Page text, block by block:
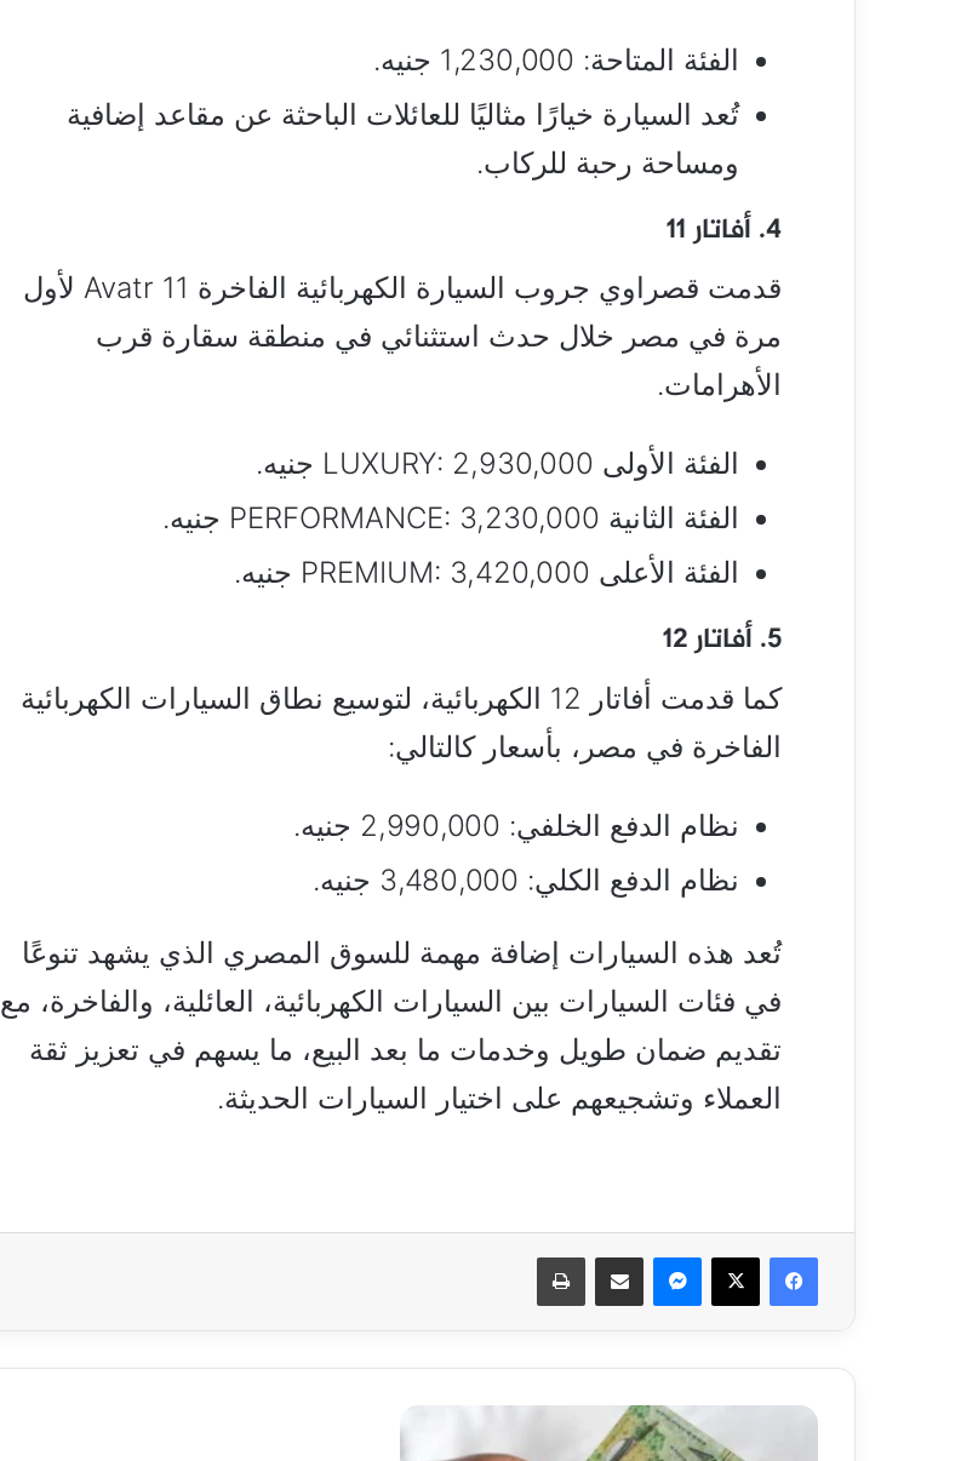
الفئة المتاحة: 1,230,000 جنيه.
تُعد السيارة خيارًا مثاليًا للعائلات الباحثة عن مقاعد إضافية
ومساحة رحبة للركاب.
4. أفاتار 11
قدمت قصراوي جروب السيارة الكهربائية الفاخرة Avatr 11 لأول
مرة في مصر خلال حدث استثنائي في منطقة سقارة قرب
الأهرامات.
الفئة الأولى LUXURY: 2,930,000 جنيه.
الفئة الثانية PERFORMANCE: 3,230,000 جنيه.
الفئة الأعلى PREMIUM: 3,420,000 جنيه.
5. أفاتار 12
كما قدمت أفاتار 12 الكهربائية، لتوسيع نطاق السيارات الكهربائية
الفاخرة في مصر، بأسعار كالتالي:
نظام الدفع الخلفي: 2,990,000 جنيه.
نظام الدفع الكلي: 3,480,000 جنيه.
تُعد هذه السيارات إضافة مهمة للسوق المصري الذي يشهد تنوعًا
في فئات السيارات بين السيارات الكهربائية، العائلية، والفاخرة، مع
تقديم ضمان طويل وخدمات ما بعد البيع، ما يسهم في تعزيز ثقة
العملاء وتشجيعهم على اختيار السيارات الحديثة.
فيسبوك ‫X ماسنجر مشاركة عبر البريد طباعة
الآن..